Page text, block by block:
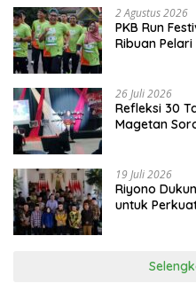
2 Agustus 2026
PKB Run
Ribuan Pelari
26 Juli 2026
Refleksi 30
Magetan
19 Juli 2026
Riyono
untuk